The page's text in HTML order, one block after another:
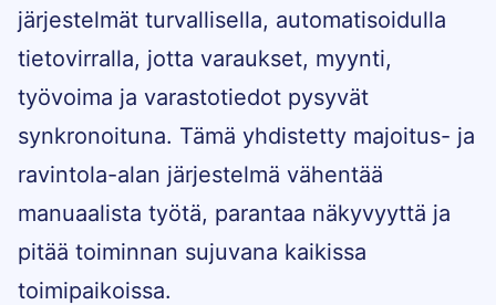
järjestelmät turvallisella, automatisoidulla
tietovirralla, jotta varaukset, myynti,
työvoima ja varastotiedot pysyvät
synkronoituna. Tämä yhdistetty majoitus- ja
ravintola-alan järjestelmä vähentää
manuaalista työtä, parantaa näkyvyyttä ja
pitää toiminnan sujuvana kaikissa
toimipaikoissa.